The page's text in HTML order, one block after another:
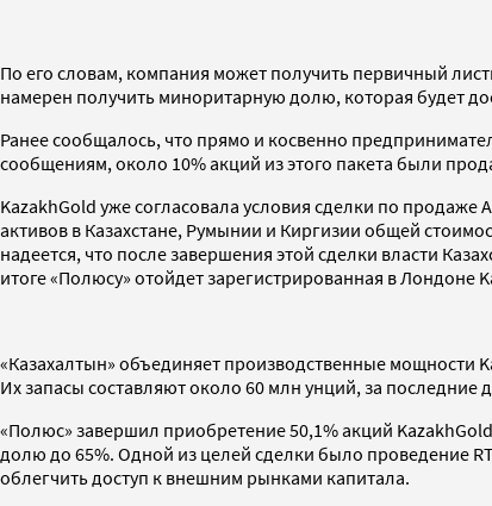
По его словам, компания может получить первичный
намерен получить миноритарную долю, которая будет
Ранее сообщалось, что прямо и косвенно
сообщениям, около 10% акций из этого пакета были
KazakhGold уже согласовала условия сделки по
активов в Казахстане, Румынии и Киргизии общей
надеется, что после завершения этой сделки власти
итоге «Полюсу» отойдет зарегистрированная в Лондоне
«Казахалтын» объединяет производственные мощности
Их запасы составляют около 60 млн унций, за последние
«Полюс» завершил приобретение 50,1% акций
долю до 65%. Одной из целей сделки было проведение
облегчить доступ к внешним рынками капитала.